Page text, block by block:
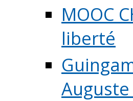
MOOC
liberté
Auguste